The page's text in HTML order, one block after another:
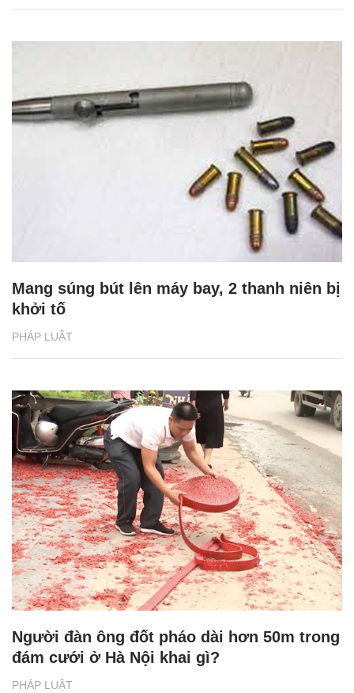
PHÁP LUẬT
Mang súng bút lên máy bay, 2 thanh niên bị
khởi tố
PHÁP LUẬT
Người đàn ông đốt pháo dài hơn 50m trong
đám cưới ở Hà Nội khai gì?